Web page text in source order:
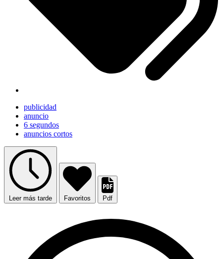
publicidad
anuncio
6 segundos
anuncios cortos
Leer más tarde Favoritos Pdf